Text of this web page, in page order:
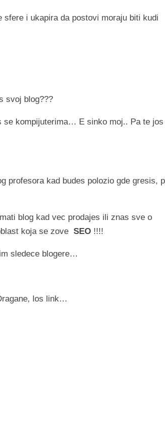
i ukapira da postovi moraju biti kudi
svoj blog???
se kompijuterima… E sinko moj.. Pa te jos
profesora kad budes polozio gde gresis,
blog kad vec prodajes ili znas sve o
koja se zove SEO !!!!
sledece blogere…
los link…